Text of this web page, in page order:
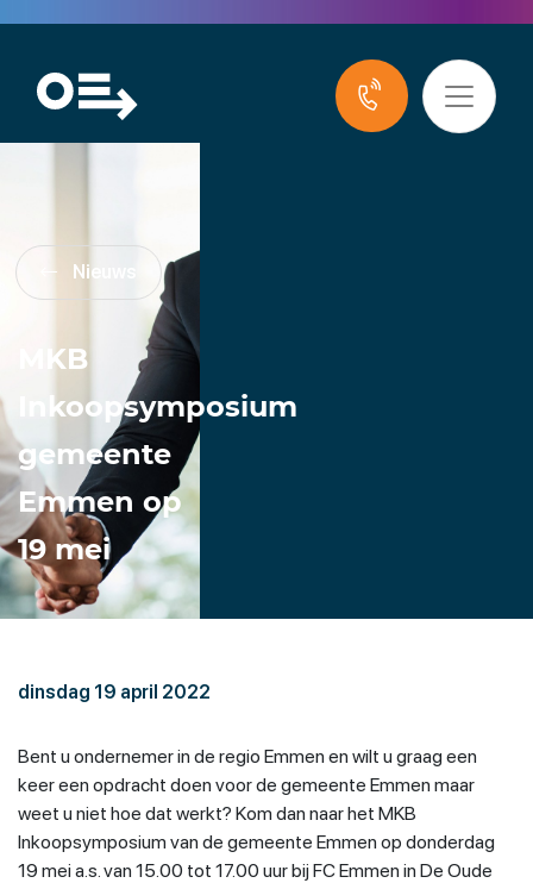
Nieuws
MKB
Inkoopsymposium
gemeente
Emmen op
19 mei
dinsdag 19 april 2022
Bent u ondernemer in de regio Emmen en wilt u graag een
keer een opdracht doen voor de gemeente Emmen maar
weet u niet hoe dat werkt? Kom dan naar het MKB
Inkoopsymposium van de gemeente Emmen op donderdag
19 mei a.s. van 15.00 tot 17.00 uur bij FC Emmen in De Oude